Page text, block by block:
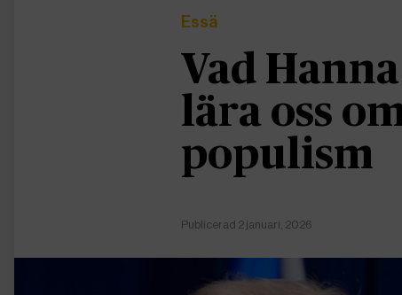
Essä
Vad
lära oss
populism
Publicerad 2 januari, 2026